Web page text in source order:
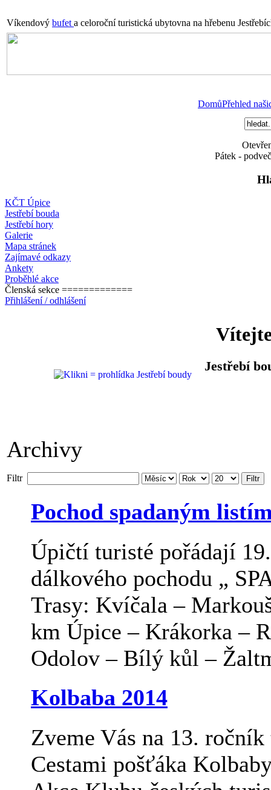
Víkendový bufet a celoroční turistická ubytovna na hřebenu
DomůPřehled
Pátek -
KČT Úpice
Jestřebí bouda
Jestřebí hory
Galerie
Mapa stránek
Zajímavé odkazy
Ankety
Proběhlé akce
Členská sekce =============
Přihlášení / odhlášení
Jestřebí
Archivy
Filtr Filtr
Pochod spadaným
Úpičtí turisté pořádají
dálkového pochodu „
Trasy: Kvíčala –
km Úpice – Krákorka –
Odolov – Bílý kůl –
Kolbaba 2014
Zveme Vás na 13.
Cestami pošťáka